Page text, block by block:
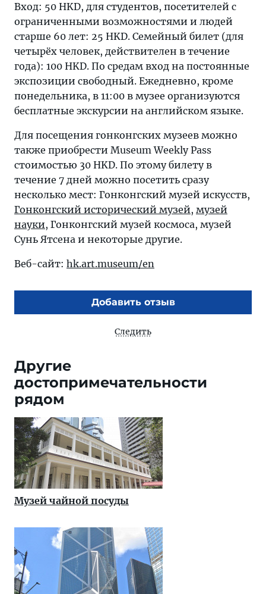
Вход: 50 HKD, для студентов, посетителей с
ограниченными возможностями и людей
старше 60 лет: 25 HKD. Семейный билет (для
четырёх человек, действителен в течение
года): 100 HKD. По средам вход на постоянные
экспозиции свободный. Ежедневно, кроме
понедельника, в 11:00 в музее организуются
бесплатные экскурсии на английском языке.
Для посещения гонконгских музеев можно
также приобрести Museum Weekly Pass
стоимостью 30 HKD. По этому билету в
течение 7 дней можно посетить сразу
несколько мест: Гонконгский музей искусств,
Гонконгский исторический музей, музей
науки, Гонконгский музей космоса, музей
Сунь Ятсена и некоторые другие.
Веб-сайт: hk.art.museum/en
Добавить отзыв
Следить
Другие
достопримечательности
рядом
Музей чайной посуды